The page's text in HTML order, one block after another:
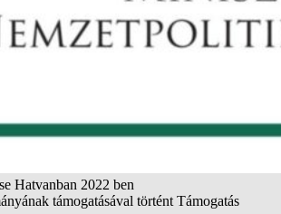
Hatvanban 2022 ben
támogatásával történt Támogatás